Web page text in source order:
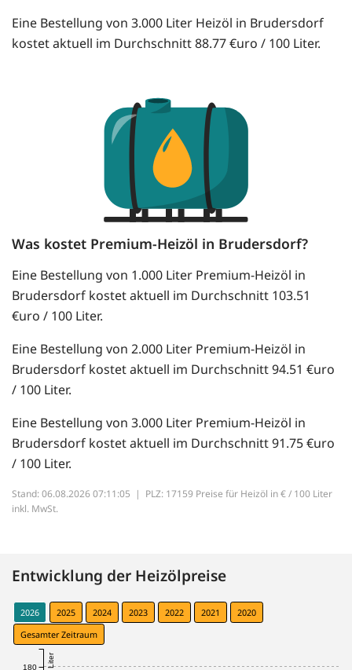
Eine Bestellung von 3.000 Liter Heizöl in Brudersdorf
kostet aktuell im Durchschnitt 88.77 €uro / 100 Liter.
Was kostet Premium-Heizöl in Brudersdorf?
Eine Bestellung von 1.000 Liter Premium-Heizöl in
Brudersdorf kostet aktuell im Durchschnitt 103.51
€uro / 100 Liter.
Eine Bestellung von 2.000 Liter Premium-Heizöl in
Brudersdorf kostet aktuell im Durchschnitt 94.51 €uro
/ 100 Liter.
Eine Bestellung von 3.000 Liter Premium-Heizöl in
Brudersdorf kostet aktuell im Durchschnitt 91.75 €uro
/ 100 Liter.
Stand: 06.08.2026 07:11:05 | PLZ: 17159 Preise für Heizöl in € / 100 Liter
inkl. MwSt.
Entwicklung der Heizölpreise
2026 2025 2024 2023 2022 2021
2020
Gesamter Zeitraum
180